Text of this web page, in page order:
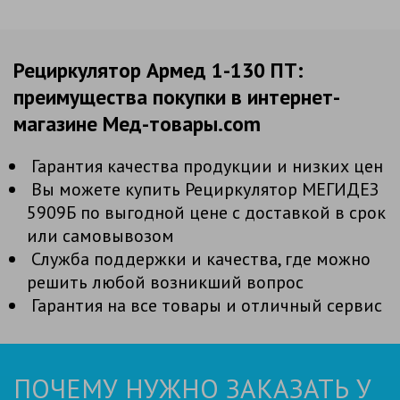
Рециркулятор Армед 1-130 ПТ:
преимущества покупки в интернет-
магазине Мед-товары.com
Гарантия качества продукции и низких цен
Вы можете купить Рециркулятор МЕГИДЕЗ
5909Б по выгодной цене с доставкой в срок
или самовывозом
Служба поддержки и качества, где можно
решить любой возникший вопрос
Гарантия на все товары и отличный сервис
ПОЧЕМУ НУЖНО ЗАКАЗАТЬ У